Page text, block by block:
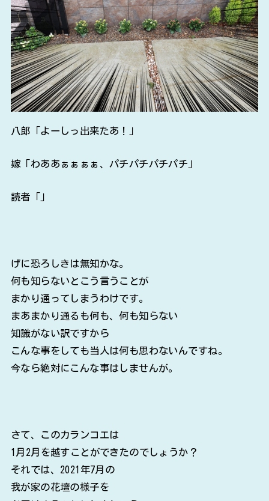
八郎「よーしっ出来たあ！」
嫁「わああぁぁぁぁ、パチパチパチパチ」
読者「」
げに恐ろしきは無知かな。
何も知らないとこう言うことが
まかり通ってしまうわけです。
まあまかり通るも何も、何も知らない
知識がない訳ですから
こんな事をしても当人は何も思わないんですね。
今なら絶対にこんな事はしませんが。
さて、このカランコエは
1月2月を越すことができたのでしょうか？
それでは、2021年7月の
我が家の花壇の様子を